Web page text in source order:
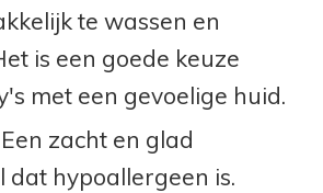
te wassen en
is een goede keuze
met een gevoelige huid.
zacht en glad
dat hypoallergeen is.